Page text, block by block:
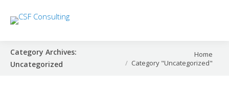
Category Archives:
Uncategorized
Home
Category "Uncategorized"